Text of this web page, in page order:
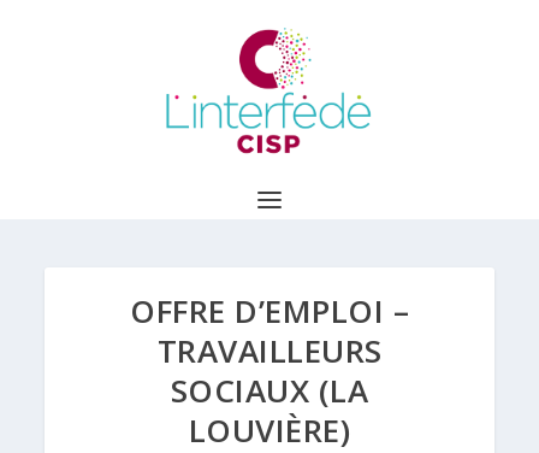
OFFRE D’EMPLOI –
TRAVAILLEURS
SOCIAUX (LA
LOUVIÈRE)